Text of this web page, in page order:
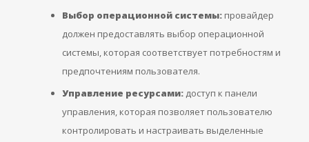
Выбор операционной системы: провайдер
должен предоставлять выбор операционной
системы, которая соответствует потребностям и
предпочтениям пользователя.
Управление ресурсами: доступ к панели
управления, которая позволяет пользователю
контролировать и настраивать выделенные